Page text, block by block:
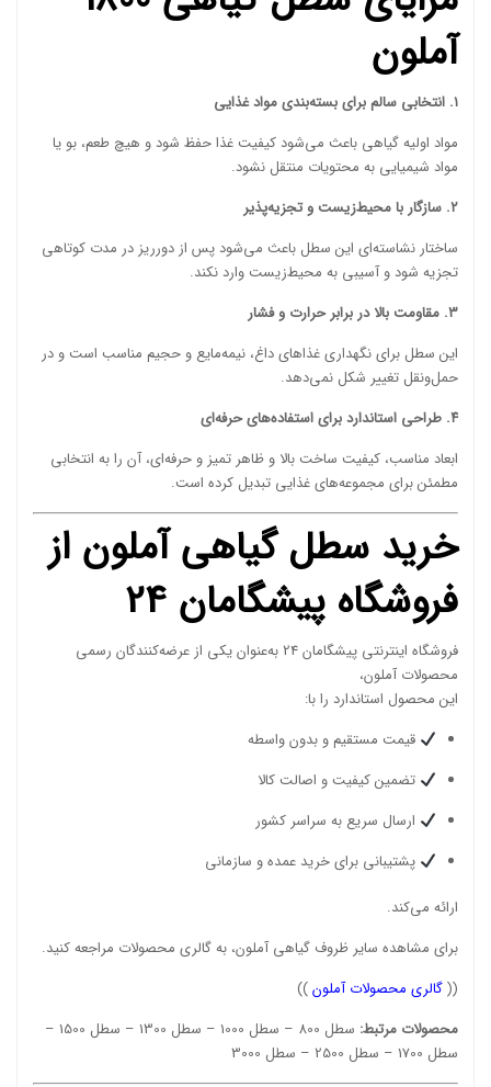
آملون
۱. انتخابی سالم برای بسته‌بندی مواد غذایی
مواد اولیه گیاهی باعث می‌شود کیفیت غذا حفظ شود و هیچ طعم، بو یا
مواد شیمیایی به محتویات منتقل نشود.
۲. سازگار با محیط‌زیست و تجزیه‌پذیر
ساختار نشاسته‌ای این سطل باعث می‌شود پس از دورریز در مدت کوتاهی
تجزیه شود و آسیبی به محیط‌زیست وارد نکند.
۳. مقاومت بالا در برابر حرارت و فشار
این سطل برای نگهداری غذاهای داغ، نیمه‌مایع و حجیم مناسب است و در
حمل‌ونقل تغییر شکل نمی‌دهد.
۴. طراحی استاندارد برای استفاده‌های حرفه‌ای
ابعاد مناسب، کیفیت ساخت بالا و ظاهر تمیز و حرفه‌ای، آن را به انتخابی
مطمئن برای مجموعه‌های غذایی تبدیل کرده است.
خرید سطل گیاهی آملون از
فروشگاه پیشگامان 24
فروشگاه اینترنتی پیشگامان 24 به‌عنوان یکی از عرضه‌کنندگان رسمی
محصولات آملون،
این محصول استاندارد را با:
قیمت مستقیم و بدون واسطه
تضمین کیفیت و اصالت کالا
ارسال سریع به سراسر کشور
پشتیبانی برای خرید عمده و سازمانی
ارائه می‌کند.
برای مشاهده سایر ظروف گیاهی آملون، به گالری محصولات مراجعه کنید.
((گالری محصولات آملون))
محصولات مرتبط: سطل 800 – سطل 1000 – سطل 1300 – سطل 1500
–
سطل 1700
– سطل 2500 – سطل 3000